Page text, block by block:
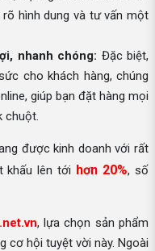
hình dung và tư vấn một
nhanh chóng: Đặc biệt,
cho khách hàng, chúng
giúp bạn đặt hàng mọi
chuột.
được kinh doanh với rất
khấu lên tới hơn 20%, số
, lựa chọn sản phẩm
cơ hội tuyệt vời này. Ngoài